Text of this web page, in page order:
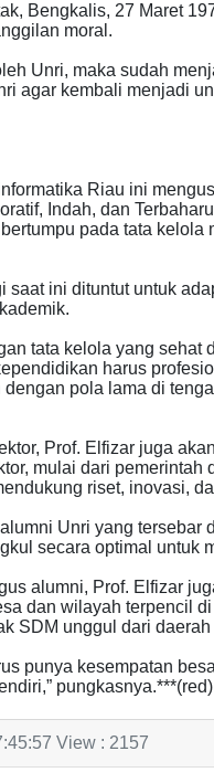
Bengkalis, 27 Maret
moral.
Unri, maka sudah
agar kembali menjadi
Riau ini
Indah, dan
pada tata kelola
saat ini dituntut untuk
tata kelola yang sehat
harus
pola lama di
Prof. Elfizar juga
mulai dari pemerintah
riset, inovasi,
Unri yang tersebar
secara optimal untuk
alumni, Prof. Elfizar
dan wilayah terpencil
SDM unggul dari
punya kesempatan
pungkasnya.***(red)
View : 2157